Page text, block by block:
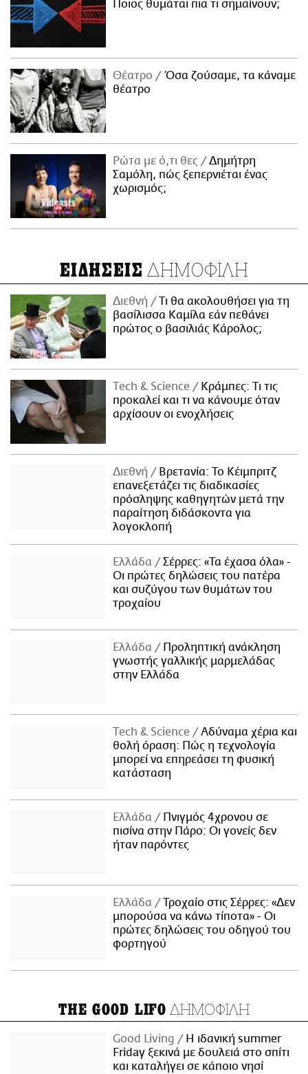
Ποιος θυμάται πια τι σημαίνουν;
Θέατρο
Όσα ζούσαμε, τα κάναμε
θέατρο
Ρώτα με ό,τι θες
Δημήτρη
Σαμόλη, πώς ξεπερνιέται ένας
χωρισμός;
ΕΙΔΗΣΕΙΣ ΔΗΜΟΦΙΛΗ
Διεθνή
Τι θα ακολουθήσει για τη
βασίλισσα Καμίλα εάν πεθάνει
πρώτος ο βασιλιάς Κάρολος;
Τech & Science
Κράμπες: Τι τις
προκαλεί και τι να κάνουμε όταν
αρχίσουν οι ενοχλήσεις
Διεθνή
Βρετανία: Το Κέιμπριτζ
επανεξετάζει τις διαδικασίες
πρόσληψης καθηγητών μετά την
παραίτηση διδάσκοντα για
λογοκλοπή
Ελλάδα
Σέρρες: «Τα έχασα όλα» -
Οι πρώτες δηλώσεις του πατέρα
και συζύγου των θυμάτων του
τροχαίου
Ελλάδα
Προληπτική ανάκληση
γνωστής γαλλικής μαρμελάδας
στην Ελλάδα
Τech & Science
Αδύναμα χέρια και
θολή όραση: Πώς η τεχνολογία
μπορεί να επηρεάσει τη φυσική
κατάσταση
Ελλάδα
Πνιγμός 4χρονου σε
πισίνα στην Πάρο: Οι γονείς δεν
ήταν παρόντες
Ελλάδα
Τροχαίο στις Σέρρες: «Δεν
μπορούσα να κάνω τίποτα» - Οι
πρώτες δηλώσεις του οδηγού του
φορτηγού
THE GOOD LIFO ΔΗΜΟΦΙΛΗ
Good Living
Η ιδανική summer
Friday ξεκινά με δουλειά στο σπίτι
και καταλήγει σε κάποιο νησί